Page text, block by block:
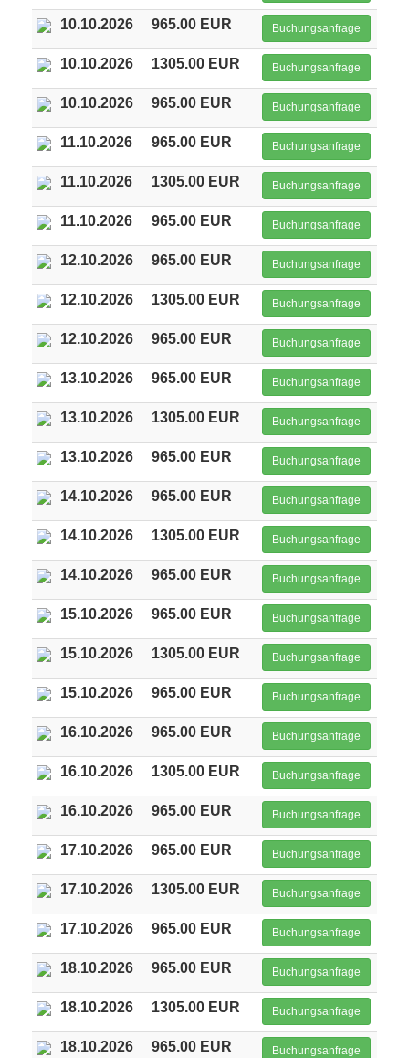
10.10.2026 965.00 EUR Buchungsanfrage
10.10.2026 1305.00 EUR Buchungsanfrage
10.10.2026 965.00 EUR Buchungsanfrage
11.10.2026 965.00 EUR Buchungsanfrage
11.10.2026 1305.00 EUR Buchungsanfrage
11.10.2026 965.00 EUR Buchungsanfrage
12.10.2026 965.00 EUR Buchungsanfrage
12.10.2026 1305.00 EUR Buchungsanfrage
12.10.2026 965.00 EUR Buchungsanfrage
13.10.2026 965.00 EUR Buchungsanfrage
13.10.2026 1305.00 EUR Buchungsanfrage
13.10.2026 965.00 EUR Buchungsanfrage
14.10.2026 965.00 EUR Buchungsanfrage
14.10.2026 1305.00 EUR Buchungsanfrage
14.10.2026 965.00 EUR Buchungsanfrage
15.10.2026 965.00 EUR Buchungsanfrage
15.10.2026 1305.00 EUR Buchungsanfrage
15.10.2026 965.00 EUR Buchungsanfrage
16.10.2026 965.00 EUR Buchungsanfrage
16.10.2026 1305.00 EUR Buchungsanfrage
16.10.2026 965.00 EUR Buchungsanfrage
17.10.2026 965.00 EUR Buchungsanfrage
17.10.2026 1305.00 EUR Buchungsanfrage
17.10.2026 965.00 EUR Buchungsanfrage
18.10.2026 965.00 EUR Buchungsanfrage
18.10.2026 1305.00 EUR Buchungsanfrage
18.10.2026 965.00 EUR Buchungsanfrage